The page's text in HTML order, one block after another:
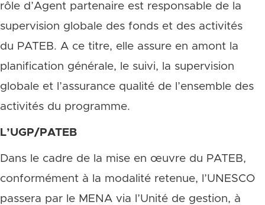
rôle d’Agent partenaire est responsable de la
supervision globale des fonds et des activités
du PATEB. A ce titre, elle assure en amont la
planification générale, le suivi, la supervision
globale et l’assurance qualité de l’ensemble des
activités du programme.
L’UGP/PATEB
Dans le cadre de la mise en œuvre du PATEB,
conformément à la modalité retenue, l’UNESCO
passera par le MENA via l’Unité de gestion, à